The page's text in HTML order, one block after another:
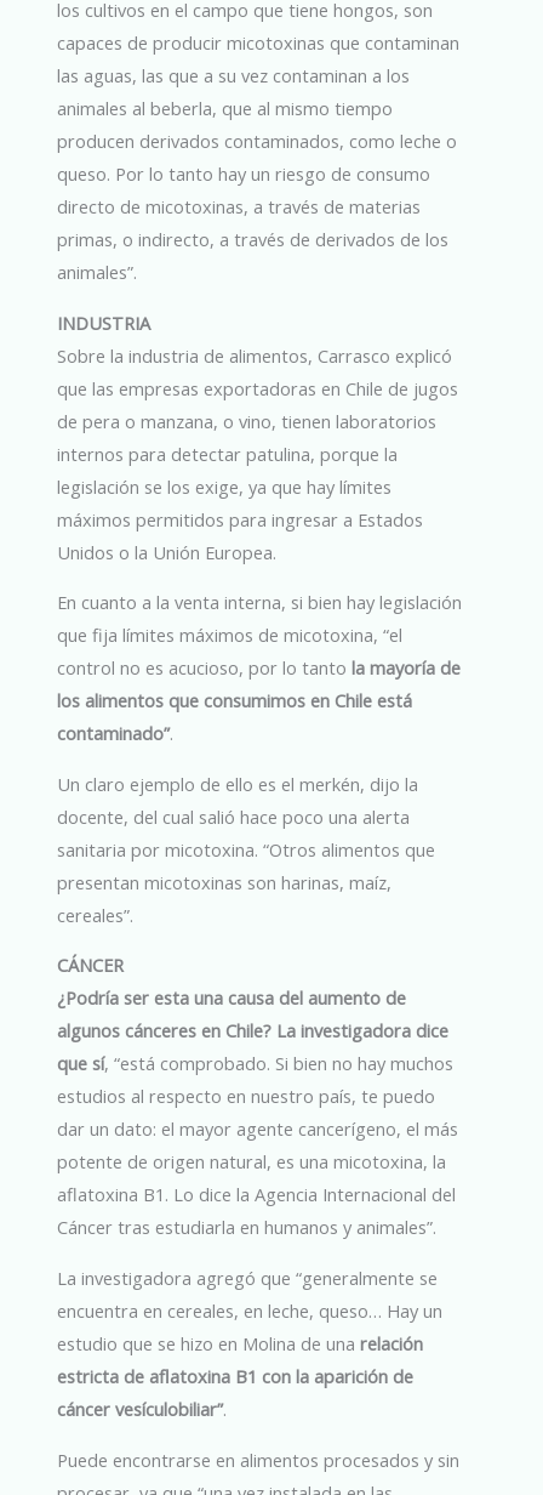
los cultivos en el campo que tiene hongos, son
capaces de producir micotoxinas que contaminan
las aguas, las que a su vez contaminan a los
animales al beberla, que al mismo tiempo
producen derivados contaminados, como leche o
queso. Por lo tanto hay un riesgo de consumo
directo de micotoxinas, a través de materias
primas, o indirecto, a través de derivados de los
animales”.
INDUSTRIA
Sobre la industria de alimentos, Carrasco explicó
que las empresas exportadoras en Chile de jugos
de pera o manzana, o vino, tienen laboratorios
internos para detectar patulina, porque la
legislación se los exige, ya que hay límites
máximos permitidos para ingresar a Estados
Unidos o la Unión Europea.
En cuanto a la venta interna, si bien hay legislación
que fija límites máximos de micotoxina, “el
control no es acucioso, por lo tantola mayoría de
los alimentos que consumimos en Chile está
contaminado”.
Un claro ejemplo de ello es el merkén, dijo la
docente, del cual salió hace poco una alerta
sanitaria por micotoxina. “Otros alimentos que
presentan micotoxinas son harinas, maíz,
cereales”.
CÁNCER
¿Podría ser esta una causa del aumento de
algunos cánceres en Chile? La investigadora dice
que sí, “está comprobado. Si bien no hay muchos
estudios al respecto en nuestro país, te puedo
dar un dato: el mayor agente cancerígeno, el más
potente de origen natural, es una micotoxina, la
aflatoxina B1. Lo dice la Agencia Internacional del
Cáncer tras estudiarla en humanos y animales”.
La investigadora agregó que “generalmente se
encuentra en cereales, en leche, queso… Hay un
estudio que se hizo en Molina de unarelación
estricta de aflatoxina B1 con la aparición de
cáncer vesículobiliar”.
Puede encontrarse en alimentos procesados y sin